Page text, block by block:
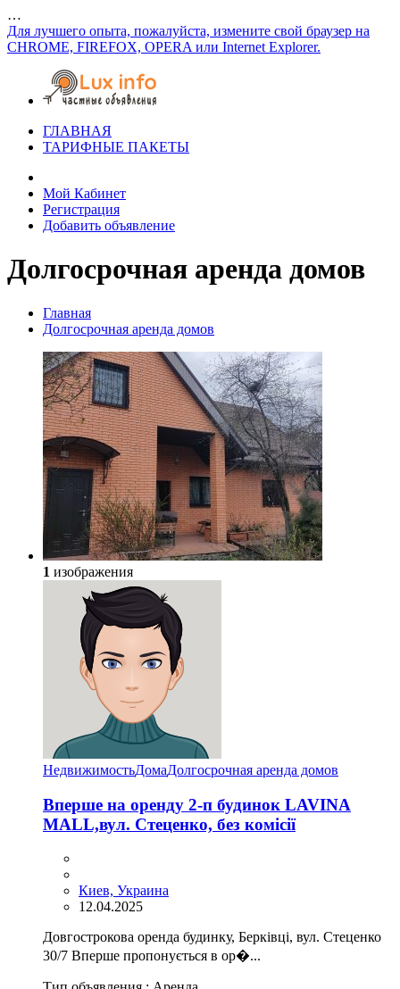
…
Для лучшего опыта, пожалуйста, измените свой браузер на
CHROME, FIREFOX, OPERA или Internet Explorer.
ГЛАВНАЯ
ТАРИФНЫЕ ПАКЕТЫ
Мой Кабинет
Регистрация
Добавить объявление
Долгосрочная аренда домов
Главная
Долгосрочная аренда домов
1 изображения
НедвижимостьДомаДолгосрочная аренда домов
Вперше на оренду 2-п будинок LAVINA
MАLL,вул. Стеценко, без комісії
Киев, Украина
12.04.2025
Довгострокова оренда будинку, Берківці, вул. Стеценко
30/7 Вперше пропонується в ор�...